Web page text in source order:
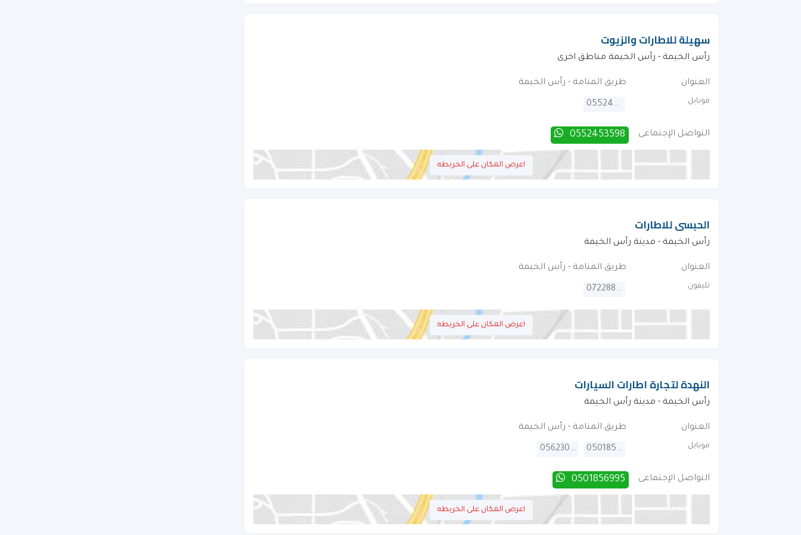
سهيلة للاطارات والزيوت
رأس الخيمة - رأس الخيمة مناطق اخرى
العنوان طريق المنامة - رأس الخيمة
موبايل 0552453598
التواصل الإجتماعى 0552453598
اعرض المكان على الخريطه
الحبسى للاطارات
رأس الخيمة - مدينة رأس الخيمة
العنوان طريق المنامة - رأس الخيمة
تليفون 072288720
اعرض المكان على الخريطه
النهدة لتجارة اطارات السيارات
رأس الخيمة - مدينة رأس الخيمة
العنوان طريق المنامة - رأس الخيمة
موبايل 0501856995
0562302455
التواصل الإجتماعى 0501856995
اعرض المكان على الخريطه